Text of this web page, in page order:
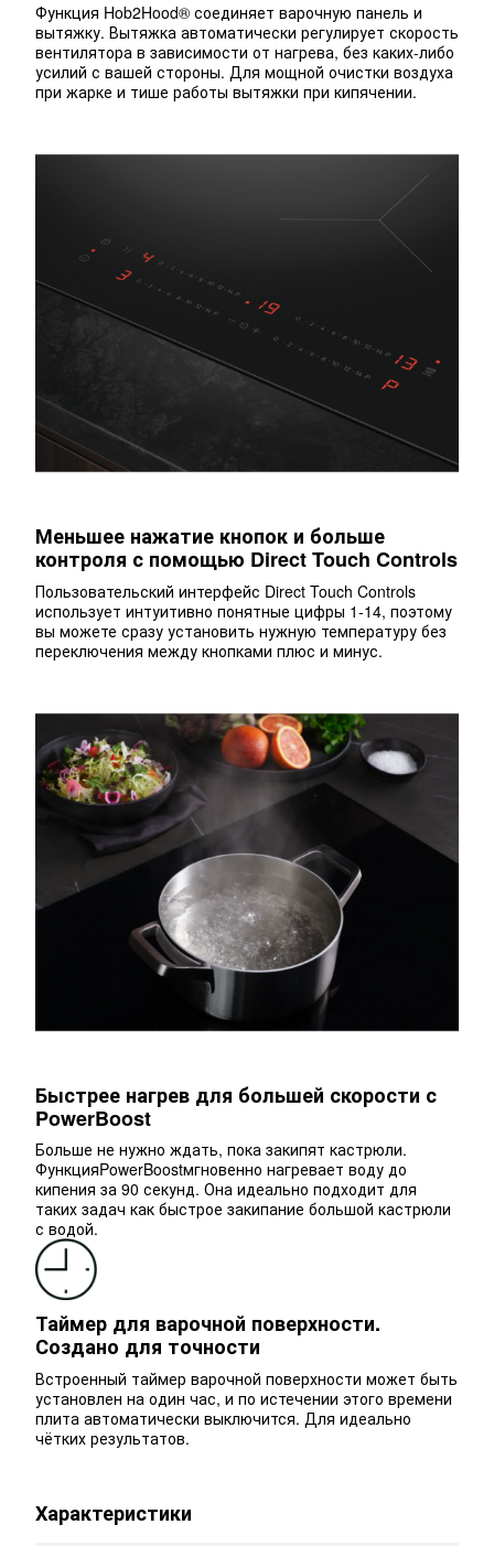
Функция Hob2Hood® соединяет варочную панель и
вытяжку. Вытяжка автоматически регулирует скорость
вентилятора в зависимости от нагрева, без каких-либо
усилий с вашей стороны. Для мощной очистки воздуха
при жарке и тише работы вытяжки при кипячении.
Меньшее нажатие кнопок и больше
контроля с помощью Direct Touch Controls
Пользовательский интерфейс Direct Touch Controls
использует интуитивно понятные цифры 1-14, поэтому
вы можете сразу установить нужную температуру без
переключения между кнопками плюс и минус.
Быстрее нагрев для большей скорости с
PowerBoost
Больше не нужно ждать, пока закипят кастрюли.
ФункцияPowerBoostмгновенно нагревает воду до
кипения за 90 секунд. Она идеально подходит для
таких задач как быстрое закипание большой кастрюли
с водой.
Таймер для варочной поверхности.
Создано для точности
Встроенный таймер варочной поверхности может быть
установлен на один час, и по истечении этого времени
плита автоматически выключится. Для идеально
чётких результатов.
Характеристики